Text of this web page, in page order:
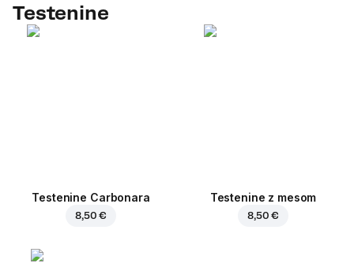
Testenine
Testenine Carbonara
8,50 €
Testenine z mesom
8,50 €